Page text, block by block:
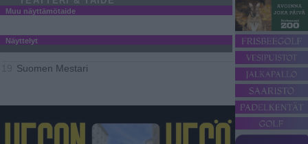
Muu näyttämötaide
Näyttelyt
Suomen Mestari